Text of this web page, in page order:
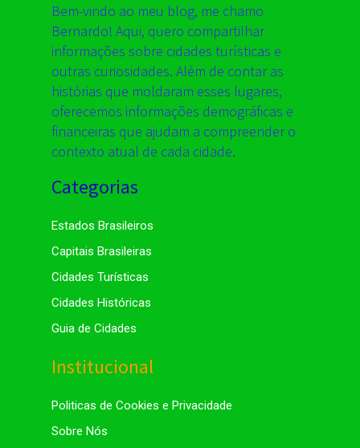
Bem-vindo ao meu blog, me chamo
Bernardo! Aqui, quero compartilhar
informações sobre cidades turísticas e
outras curiosidades. Além de contar as
histórias que moldaram esses lugares,
oferecemos informações demográficas e
financeiras que ajudam a compreender o
contexto atual de cada cidade.
Categorias
Estados Brasileiros
Capitais Brasileiras
Cidades Turísticas
Cidades Históricas
Guia de Cidades
Institucional
Politicas de Cookies e Privacidade
Sobre Nós